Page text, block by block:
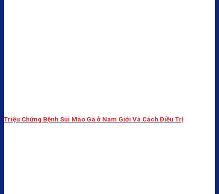
Triệu Chứng Bệnh Sùi Mào Gà ở Nam Giới Và Cách Điều Trị